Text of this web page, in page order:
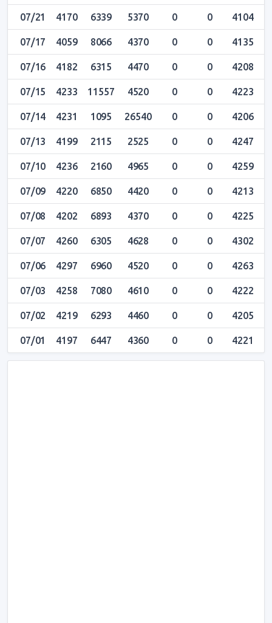
07/21 4170 6339 5370 0 0 4104
07/17 4059 8066 4370 0 0 4135
07/16 4182 6315 4470 0 0 4208
07/15 4233 11557 4520 0 0 4223
07/14 4231 1095 26540 0 0 4206
07/13 4199 2115 2525 0 0 4247
07/10 4236 2160 4965 0 0 4259
07/09 4220 6850 4420 0 0 4213
07/08 4202 6893 4370 0 0 4225
07/07 4260 6305 4628 0 0 4302
07/06 4297 6960 4520 0 0 4263
07/03 4258 7080 4610 0 0 4222
07/02 4219 6293 4460 0 0 4205
07/01 4197 6447 4360 0 0 4221